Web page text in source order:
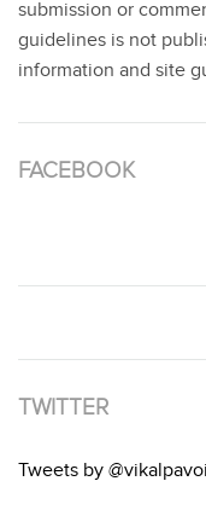
submission or
guidelines is not
information and site
FACEBOOK
TWITTER
Tweets by